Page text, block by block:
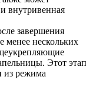
внутривенная
завершения
менее нескольких
Этот этап
из режима